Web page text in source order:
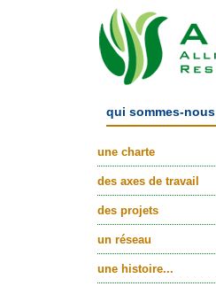
qui sommes-nous
une charte
des axes de travail
des projets
un réseau
une histoire...